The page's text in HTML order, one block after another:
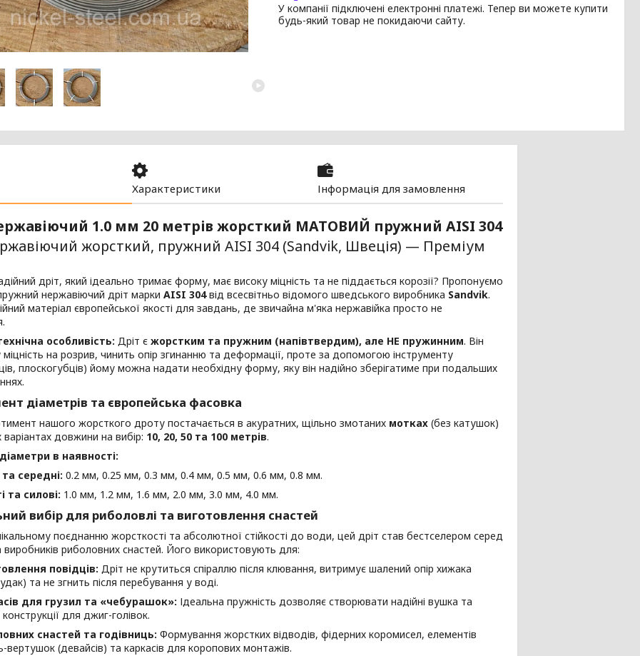
У компанії підключені електронні платежі. Тепер ви можете купити
будь-який товар не покидаючи сайту.
Характеристики Інформація для замовлення
1.0 мм 20 метрів жорсткий МАТОВИЙ пружний AISI 304
жорсткий, пружний AISI 304 (Sandvik, Швеція) — Преміум
дріт, який ідеально тримає форму, має високу міцність та не піддається корозії? Пропонуємо
нержавіючий дріт марки AISI 304від всесвітньо відомого шведського виробника Sandvik.
матеріал європейської якості для завдань, де звичайна м'яка нержавійка просто не
особливість: Дріт є жорстким та пружним (напівтвердим), але НЕ пружинним. Він
на розрив, чинить опір згинанню та деформації, проте за допомогою інструменту
плоскогубців) йому можна надати необхідну форму, яку він надійно зберігатиме при подальших
діаметрів та європейська фасовка
нашого жорсткого дроту постачається в акуратних, щільно змотаних мотках (без катушок)
довжини на вибір: 10, 20, 50 та 100 метрів.
в наявності:
та середні: 0.2 мм, 0.25 мм, 0.3 мм, 0.4 мм, 0.5 мм, 0.6 мм, 0.8 мм.
та силові: 1.0 мм, 1.2 мм, 1.6 мм, 2.0 мм, 3.0 мм, 4.0 мм.
вибір для риболовлі та виготовлення снастей
поєднанню жорсткості та абсолютної стійкості до води, цей дріт став бестселером серед
виробників риболовних снастей. Його використовують для:
повідців: Дріт не крутиться спіраллю після клювання, витримує шалений опір хижака
та не згнить після перебування у воді.
для грузил та «чебурашок»: Ідеальна пружність дозволяє створювати надійні вушка та
конструкції для джиг-голівок.
снастей та годівниць: Формування жорстких відводів, фідерних коромисел, елементів
вертушок (девайсів) та каркасів для коропових монтажів.